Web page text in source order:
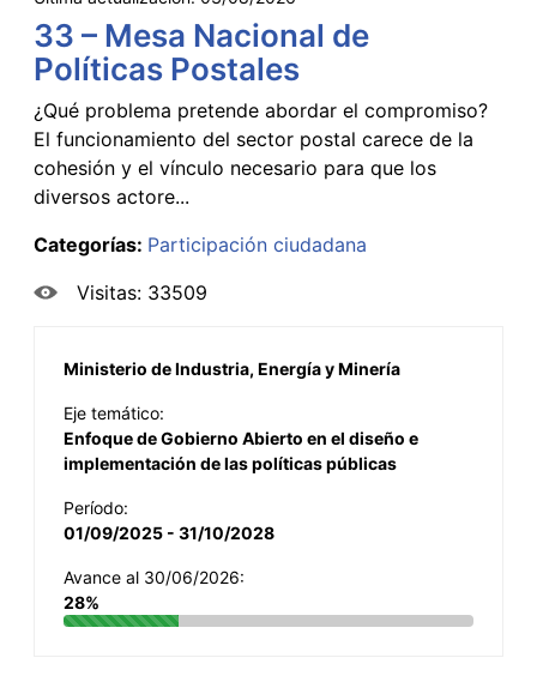
33 – Mesa Nacional de
Políticas Postales
¿Qué problema pretende abordar el compromiso?
El funcionamiento del sector postal carece de la
cohesión y el vínculo necesario para que los
diversos actore...
Categorías: Participación ciudadana
Visitas: 33509
Ministerio de Industria, Energía y Minería
Eje temático:
Enfoque de Gobierno Abierto en el diseño e
implementación de las políticas públicas
Período:
01/09/2025 - 31/10/2028
Avance al 30/06/2026:
28%